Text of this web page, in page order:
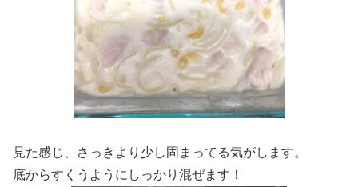
見た感じ、さっきより少し固まってる気がします。
底からすくうようにしっかり混ぜます！